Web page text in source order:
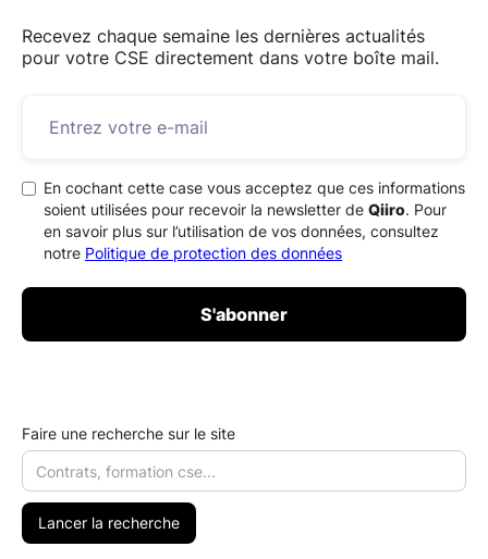
Recevez chaque semaine les dernières actualités
pour votre CSE directement dans votre boîte mail.
En cochant cette case vous acceptez que ces informations
soient utilisées pour recevoir la newsletter de Qiiro. Pour
en savoir plus sur l’utilisation de vos données, consultez
notre Politique de protection des données
Faire une recherche sur le site